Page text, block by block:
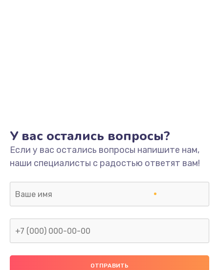
У вас остались вопросы?
Если у вас остались вопросы напишите нам,
наши специалисты с радостью ответят вам!